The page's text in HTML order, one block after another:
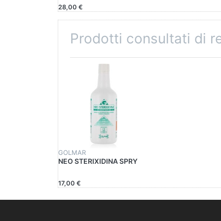
28,00 €
Prodotti consultati di
GOLMAR
NEO STERIXIDINA SPRY
17,00 €